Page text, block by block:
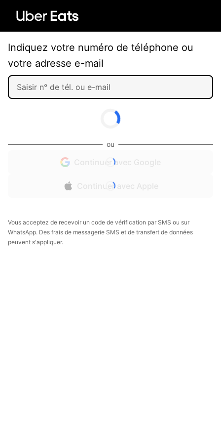
Indiquez votre numéro de téléphone ou
votre adresse e-mail
ou
Continuer avec Google
Continuer avec Apple
Vous acceptez de recevoir un code de vérification par SMS ou sur
WhatsApp. Des frais de messagerie SMS et de transfert de données
peuvent s'appliquer.